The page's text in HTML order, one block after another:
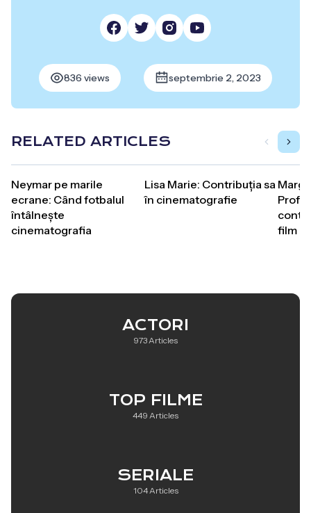
836 views septembrie 2, 2023
RELATED ARTICLES
Neymar pe marile
ecrane: Când fotbalul
întâlnește
cinematografia
Lisa Marie: Contribuția sa
în cinematografie
film
ACTORI
973 Articles
TOP FILME
449 Articles
SERIALE
104 Articles